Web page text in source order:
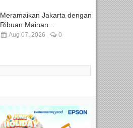
Meramaikan Jakarta dengan
Ribuan Mainan...
Aug 07, 2026 0